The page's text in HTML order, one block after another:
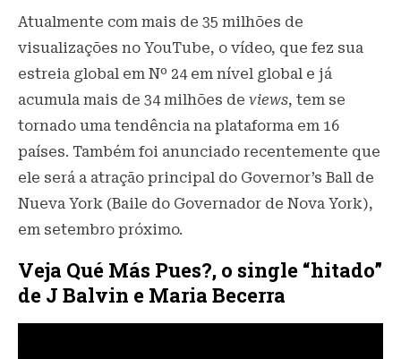
Atualmente com mais de 35 milhões de
visualizações no YouTube, o vídeo, que fez sua
estreia global em Nº 24 em nível global e já
acumula mais de 34 milhões de views, tem se
tornado uma tendência na plataforma em 16
países. Também foi anunciado recentemente que
ele será a atração principal do Governor’s Ball de
Nueva York (Baile do Governador de Nova York),
em setembro próximo.
Veja Qué Más Pues?, o single “hitado”
de J Balvin e Maria Becerra